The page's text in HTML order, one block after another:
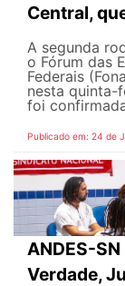
Central,
A segunda
o Fórum das
Federais
nesta quinta-
foi
Publicado em: 24 de
ANDES-
Verdade,